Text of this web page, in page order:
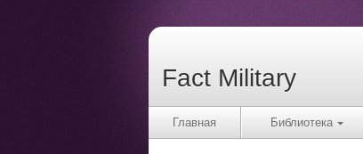
Fact Military
Главная Библиотека